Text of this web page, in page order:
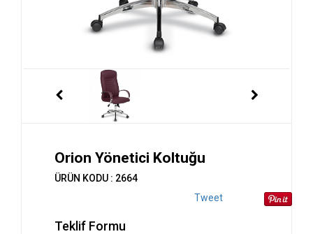
Orion Yönetici Koltuğu
ÜRÜN KODU : 2664
Tweet
Teklif Formu